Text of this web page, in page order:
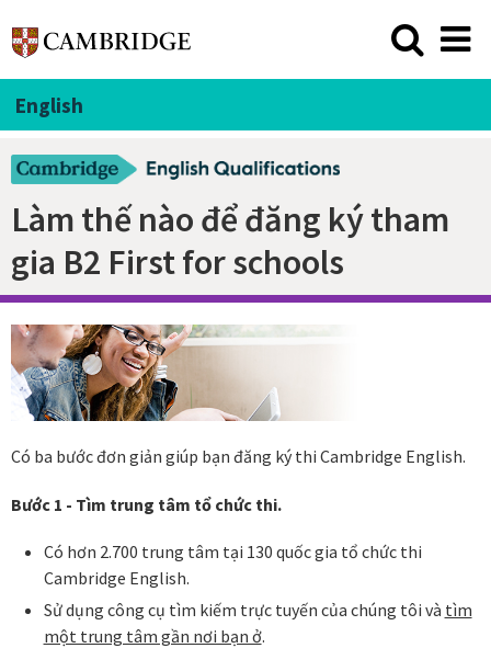
English
Làm thế nào để đăng ký tham
gia B2 First for schools
Có ba bước đơn giản giúp bạn đăng ký thi Cambridge English.
Bước 1 - Tìm trung tâm tổ chức thi.
Có hơn 2.700 trung tâm tại 130 quốc gia tổ chức thi
Cambridge English.
Sử dụng công cụ tìm kiếm trực tuyến của chúng tôi và tìm
một trung tâm gần nơi bạn ở.